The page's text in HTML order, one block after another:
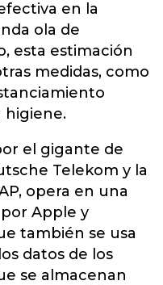
en la
ola de
esta estimación
medidas, como
higiene.
el gigante de
Telekom y la
opera en una
Apple y
también se usa
datos de los
se almacenan